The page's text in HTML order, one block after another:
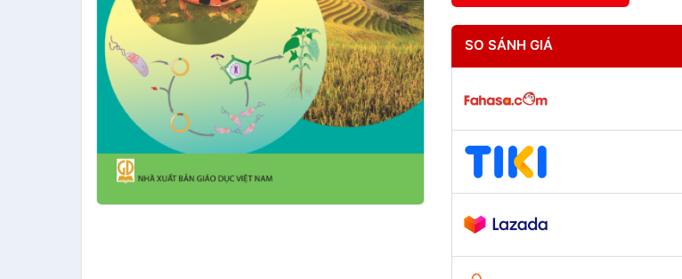
SO SÁNH GIÁ